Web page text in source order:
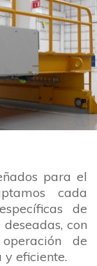
para el
cada
de
con
de
eficiente.